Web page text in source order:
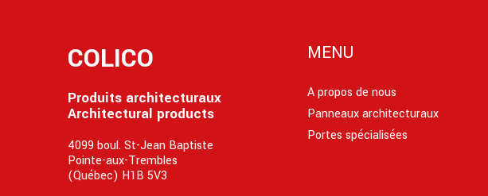
COLICO
Produits architecturaux
Architectural products
4099 boul. St-Jean Baptiste
Pointe-aux-Trembles
(Québec) H1B 5V3
MENU
A propos de nous
Panneaux architecturaux
Portes spécialisées